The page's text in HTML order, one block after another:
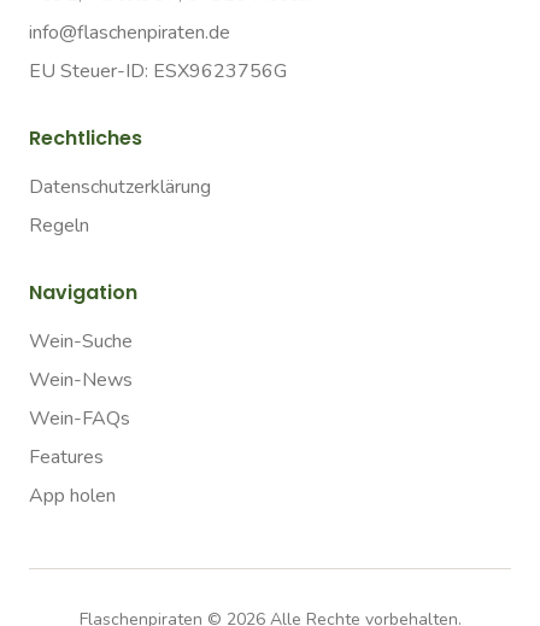
info@flaschenpiraten.de
EU Steuer-ID: ESX9623756G
Rechtliches
Datenschutzerklärung
Regeln
Navigation
Wein-Suche
Wein-News
Wein-FAQs
Features
App holen
Flaschenpiraten © 2026Alle Rechte vorbehalten.